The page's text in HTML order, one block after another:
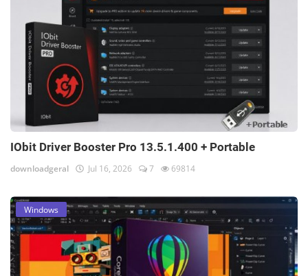
IObit Driver Booster Pro 13.5.1.400 + Portable
downloadgeral Jul 16, 2026 7 69814
Windows